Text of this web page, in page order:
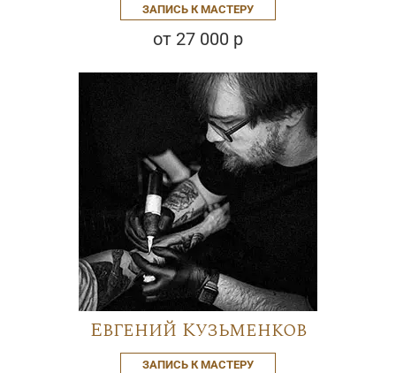
ЗАПИСЬ К МАСТЕРУ
от 27 000 р
Евгений Кузьменков
ЗАПИСЬ К МАСТЕРУ